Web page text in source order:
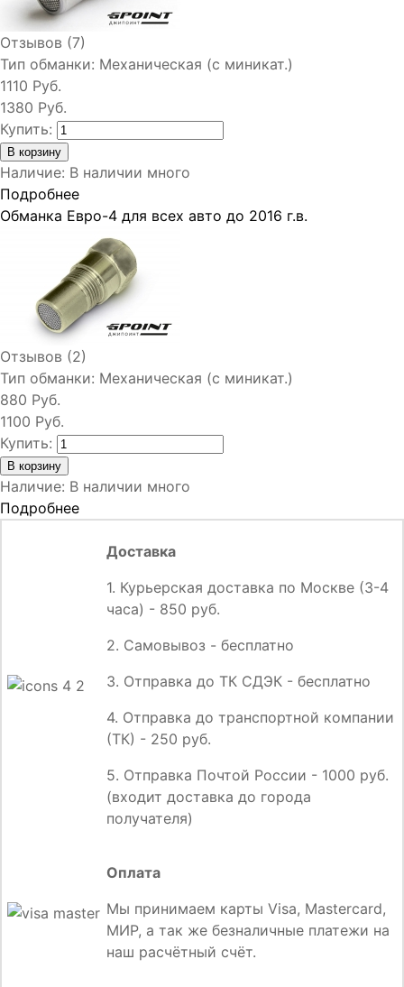
Отзывов (7)
Тип обманки: Механическая (с миникат.)
1110 Руб.
1380 Руб.
Купить:
Наличие: В наличии много
Подробнее
Обманка Евро-4 для всех авто до 2016 г.в.
Отзывов (2)
Тип обманки: Механическая (с миникат.)
880 Руб.
1100 Руб.
Купить:
Наличие: В наличии много
Подробнее
Доставка
1. Курьерская доставка по Москве (3-4
часа) - 850 руб.
2. Самовывоз - бесплатно
3. Отправка до ТК СДЭК - бесплатно
4. Отправка до транспортной компании
(ТК) - 250 руб.
5. Отправка Почтой России - 1000 руб.
(входит доставка до города
получателя)
Оплата
Мы принимаем карты Visa, Mastercard,
МИР, а так же безналичные платежи на
наш расчётный счёт.